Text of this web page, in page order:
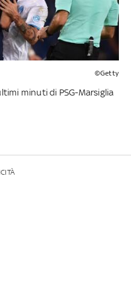
©Getty
minuti di PSG-Marsiglia